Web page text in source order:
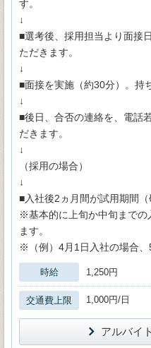
す。
↓
■選考後、採用担当より面接
ただきます。
↓
■面接を実施（約30分）。持
↓
■後日、合否の連絡を、電話
だきます。
↓
（採用の場合）
↓
■入社後2ヵ月間が試用期間（
※基本的に上旬か中旬までの
ます。
※（例）4月1日入社の場合、
時給 1,250円
交通費上限 1,000円/日
アルバイ